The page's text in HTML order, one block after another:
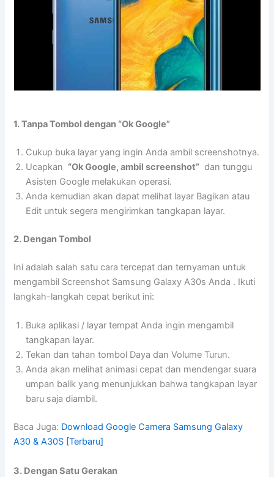
1. Tanpa Tombol dengan “Ok Google”
Cukup buka layar yang ingin Anda ambil screenshotnya.
Ucapkan “Ok Google, ambil screenshot” dan tunggu
Asisten Google melakukan operasi.
Anda kemudian akan dapat melihat layar Bagikan atau
Edit untuk segera mengirimkan tangkapan layar.
2. Dengan Tombol
Ini adalah salah satu cara tercepat dan ternyaman untuk
mengambil Screenshot Samsung Galaxy A30s Anda . Ikuti
langkah-langkah cepat berikut ini:
Buka aplikasi / layar tempat Anda ingin mengambil
tangkapan layar.
Tekan dan tahan tombol Daya dan Volume Turun.
Anda akan melihat animasi cepat dan mendengar suara
umpan balik yang menunjukkan bahwa tangkapan layar
baru saja diambil.
Baca Juga: Download Google Camera Samsung Galaxy
A30 & A30S [Terbaru]
3. Dengan Satu Gerakan